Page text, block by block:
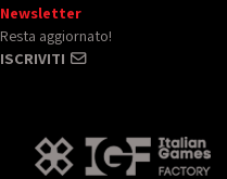
Newsletter
Resta aggiornato!
ISCRIVITI